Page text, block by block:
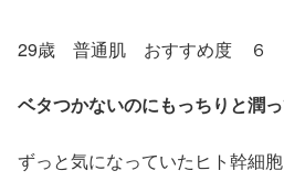
29歳 普通肌 おすすめ度 ６
ベタつかないのにもっちりと潤
ずっと気になっていたヒト幹細胞